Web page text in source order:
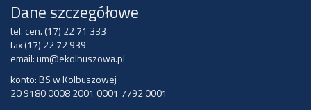
Dane szczegółowe
tel. cen. (17) 22 71 333
fax (17) 22 72 939
email:um@ekolbuszowa.pl
konto: BS w Kolbuszowej
20 9180 0008 2001 0001 7792 0001